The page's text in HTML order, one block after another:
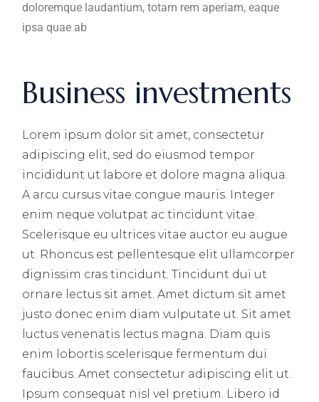
doloremque laudantium, totam rem aperiam, eaque
ipsa quae ab
Business investments
Lorem ipsum dolor sit amet, consectetur
adipiscing elit, sed do eiusmod tempor
incididunt ut labore et dolore magna aliqua.
A arcu cursus vitae congue mauris. Integer
enim neque volutpat ac tincidunt vitae.
Scelerisque eu ultrices vitae auctor eu augue
ut. Rhoncus est pellentesque elit ullamcorper
dignissim cras tincidunt. Tincidunt dui ut
ornare lectus sit amet. Amet dictum sit amet
justo donec enim diam vulputate ut. Sit amet
luctus venenatis lectus magna. Diam quis
enim lobortis scelerisque fermentum dui
faucibus. Amet consectetur adipiscing elit ut.
Ipsum consequat nisl vel pretium. Libero id